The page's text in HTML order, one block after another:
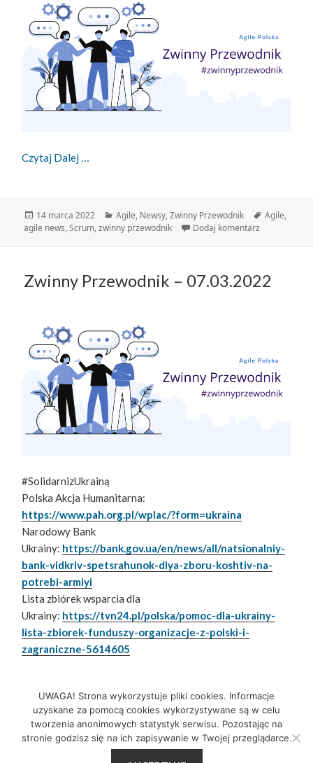
Czytaj Dalej
Data
publikacji
14 marca 2022 Kategorie
Agile, Newsy,Zwinny Przewodnik Tagi
Agile,
agile news,Scrum,zwinny przewodnik Dodaj komentarz
Zwinny Przewodnik – 07.03.2022
#SolidarnizUkrainą
Polska Akcja Humanitarna:
https://www.pah.org.pl/wplac/?form=ukraina
Narodowy Bank
Ukrainy: https://bank.gov.ua/en/news/all/natsionalniy-
bank-vidkriv-spetsrahunok-dlya-zboru-koshtiv-na-
potrebi-armiyi
Lista zbiórek wsparcia dla
Ukrainy: https://tvn24.pl/polska/pomoc-dla-ukrainy-
lista-zbiorek-funduszy-organizacje-z-polski-i-
zagraniczne-5614605
Data
7 marca 2022 Kategorie
Agile, Newsy,Zwinny Przewodnik Tagi
Agile,
zwinny przewodnik Dodaj komentarz
UWAGA! Strona wykorzystuje pliki cookies. Informacje
uzyskane za pomocą cookies wykorzystywane są w celu
tworzenia anonimowych statystyk serwisu. Pozostając na
stronie godzisz się na ich zapisywanie w Twojej przeglądarce.